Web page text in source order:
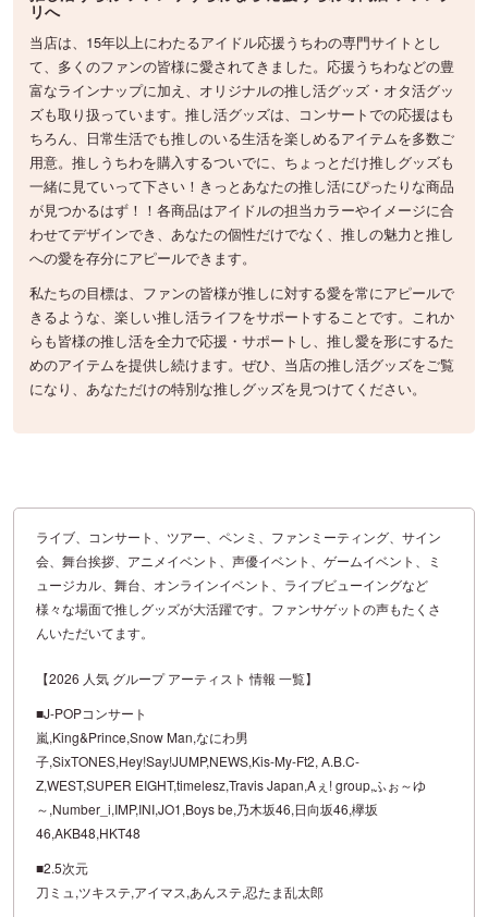
リへ
当店は、15年以上にわたるアイドル応援うちわの専門サイトとし
て、多くのファンの皆様に愛されてきました。応援うちわなどの豊
富なラインナップに加え、オリジナルの推し活グッズ・オタ活グッ
ズも取り扱っています。推し活グッズは、コンサートでの応援はも
ちろん、日常生活でも推しのいる生活を楽しめるアイテムを多数ご
用意。推しうちわを購入するついでに、ちょっとだけ推しグッズも
一緒に見ていって下さい！きっとあなたの推し活にぴったりな商品
が見つかるはず！！各商品はアイドルの担当カラーやイメージに合
わせてデザインでき、あなたの個性だけでなく、推しの魅力と推し
への愛を存分にアピールできます。
私たちの目標は、ファンの皆様が推しに対する愛を常にアピールで
きるような、楽しい推し活ライフをサポートすることです。これか
らも皆様の推し活を全力で応援・サポートし、推し愛を形にするた
めのアイテムを提供し続けます。ぜひ、当店の推し活グッズをご覧
になり、あなただけの特別な推しグッズを見つけてください。
ライブ、コンサート、ツアー、ペンミ、ファンミーティング、サイン
会、舞台挨拶、アニメイベント、声優イベント、ゲームイベント、ミ
ュージカル、舞台、オンラインイベント、ライブビューイングなど
様々な場面で推しグッズが大活躍です。ファンサゲットの声もたくさ
んいただいてます。
【2026 人気 グループ アーティスト 情報 一覧】
■J-POPコンサート
嵐,King&Prince,Snow Man,なにわ男
子,SixTONES,Hey!Say!JUMP,NEWS,Kis-My-Ft2, A.B.C-
Z,WEST,SUPER EIGHT,timelesz,Travis Japan,Aぇ! group,ふぉ～ゆ
～,Number_i,IMP,INI,JO1,Boys be,乃木坂46,日向坂46,欅坂
46,AKB48,HKT48
■2.5次元
刀ミュ,ツキステ,アイマス,あんステ,忍たま乱太郎